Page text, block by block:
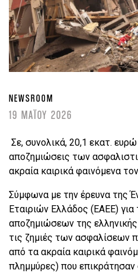
NEWSROOM
19 ΜΑΪΟΥ 2026
Σε, συνολικά, 20,1 εκατ.
αποζημιώσεις των
ακραία καιρικά φαινόμενα
Σύμφωνα με την έρευνα της
Εταιριών Ελλάδος (ΕΑΕΕ)
αποζημιώσεων της
τις ζημιές των ασφαλίσεων
από τα ακραία καιρικά
πλημμύρες) που